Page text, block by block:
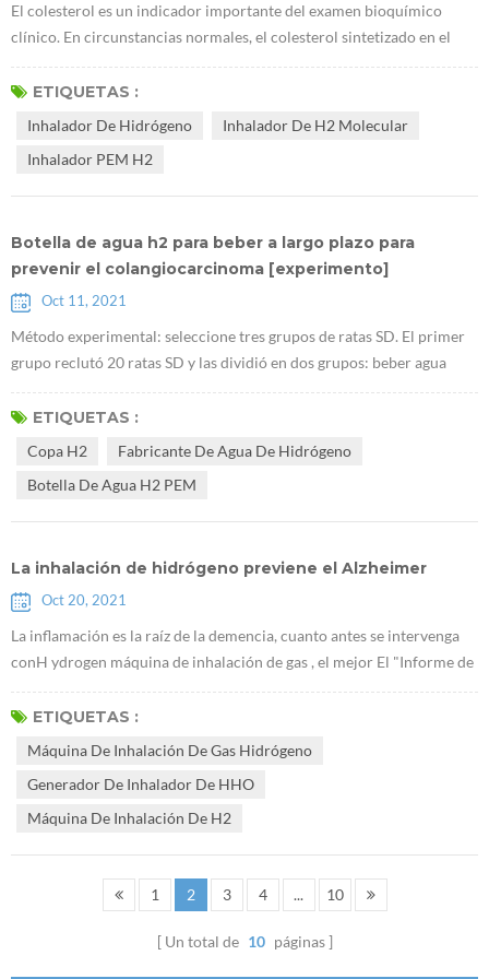
El colesterol es un indicador importante del examen bioquímico
clínico. En circunstancias normales, el colesterol sintetizado en el
hígado y extraído de los alimentos se convertirá en hormonas
esteroides o en un componente de las membranas celulares, y la
colesterol dis...
ETIQUETAS :
Inhalador De Hidrógeno
Inhalador De H2 Molecular
Inhalador PEM H2
Botella de agua h2 para beber a largo plazo para
prevenir el colangiocarcinoma [experimento]
Oct 11, 2021
Método experimental: seleccione tres grupos de ratas SD. El primer
grupo reclutó 20 ratas SD y las dividió en dos grupos: beber agua
corriente y Botella de agua H2 PEM cotidiano. Estas ratas no
recibieron tioacetamida. Este experimento se utiliza para determinar
comp...
ETIQUETAS :
Copa H2
Fabricante De Agua De Hidrógeno
Botella De Agua H2 PEM
La inhalación de hidrógeno previene el Alzheimer
Oct 20, 2021
La inflamación es la raíz de la demencia, cuanto antes se intervenga
conH ydrogen máquina de inhalación de gas , el mejor El "Informe de
la encuesta sobre las condiciones de vida familiar de los pacientes
con enfermedad de Alzheimer" muestra que el 85% de los pacientes
ETIQUETAS :
Máquina De Inhalación De Gas Hidrógeno
Generador De Inhalador De HHO
Máquina De Inhalación De H2
1 2 3 4 ... 10
Un total de 10 páginas